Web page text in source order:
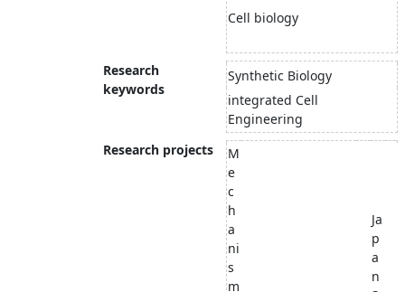
Cell biology
Research
keywords
Synthetic Biology
integrated Cell
Engineering
Research projects
M
e
c
h
a
ni
s
m
Ja
p
a
n